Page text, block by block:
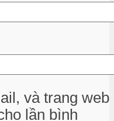
và trang web
lần bình